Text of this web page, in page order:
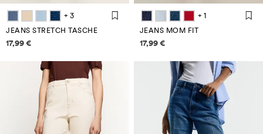
+ 3
JEANS STRETCH TASCHE
Informazioni sui prezzi
17,99 €
+ 1
JEANS MOM FIT
Informazioni sui prezzi
17,99 €